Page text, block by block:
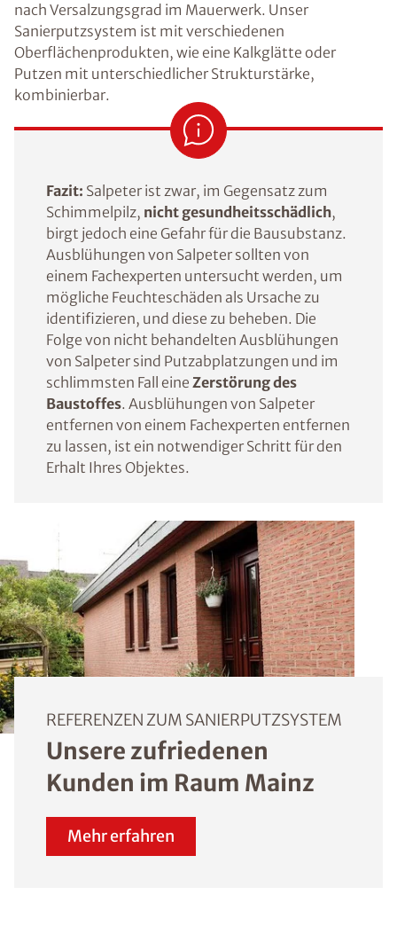
nach Versalzungsgrad im Mauerwerk. Unser
Sanierputzsystem ist mit verschiedenen
Oberflächenprodukten, wie eine Kalkglätte oder
Putzen mit unterschiedlicher Strukturstärke,
kombinierbar.
Fazit: Salpeter ist zwar, im Gegensatz zum
Schimmelpilz, nicht gesundheitsschädlich,
birgt jedoch eine Gefahr für die Bausubstanz.
Ausblühungen von Salpeter sollten von
einem Fachexperten untersucht werden, um
mögliche Feuchteschäden als Ursache zu
identifizieren, und diese zu beheben. Die
Folge von nicht behandelten Ausblühungen
von Salpeter sind Putzabplatzungen und im
schlimmsten Fall eine Zerstörung des
Baustoffes. Ausblühungen von Salpeter
entfernen von einem Fachexperten entfernen
zu lassen, ist ein notwendiger Schritt für den
Erhalt Ihres Objektes.
REFERENZEN ZUM SANIERPUTZSYSTEM
Unsere zufriedenen
Kunden im Raum Mainz
Mehr erfahren